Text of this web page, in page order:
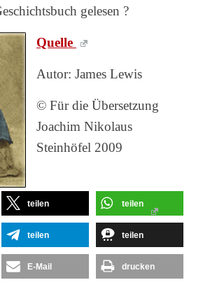
gelesen ?
Quelle
Autor: James Lewis
© Für die Übersetzung
Joachim Nikolaus
Steinhöfel 2009
teilen teilen
teilen teilen
E-Mail drucken